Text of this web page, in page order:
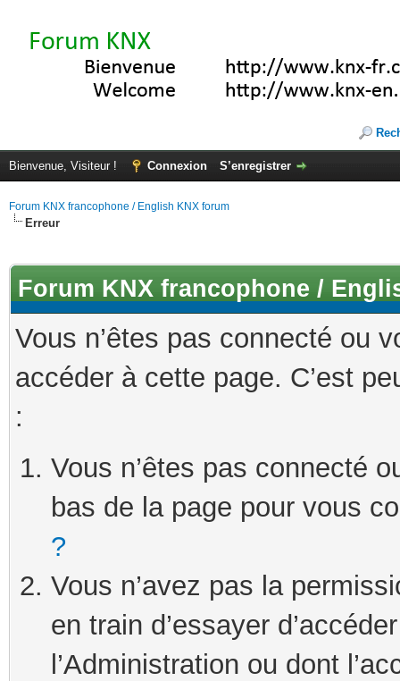
Bienvenue, Visiteur ! Connexion S’enregistrer
Forum KNX francophone / English KNX forum
Erreur
Forum KNX francophone /
Vous n’êtes pas connecté ou
accéder à cette page. C’est
:
Vous n’êtes pas connecté
bas de la page pour vous
?
Vous n’avez pas la
en train d’essayer
l’Administration ou dont